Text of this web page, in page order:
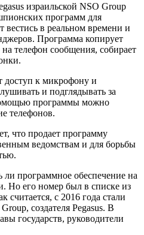
израильской NSO Group
программ для
в реальном времени и
Программа копирует
телефон сообщения, собирает
доступ к микрофону и
и подглядывать за
программы можно
телефонов.
что продает программу
ведомствам и для борьбы
ли программное обеспечение на
Но его номер был в списке из
считается, с 2016 года стали
создателя Pegasus. В
государств, руководители